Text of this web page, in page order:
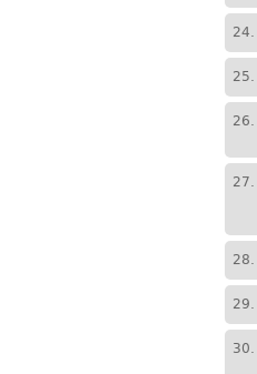
24.
25.
26.
27.
28.
29.
30.